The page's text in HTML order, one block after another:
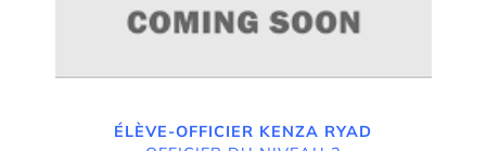
ÉLÈVE-OFFICIER KENZA RYAD